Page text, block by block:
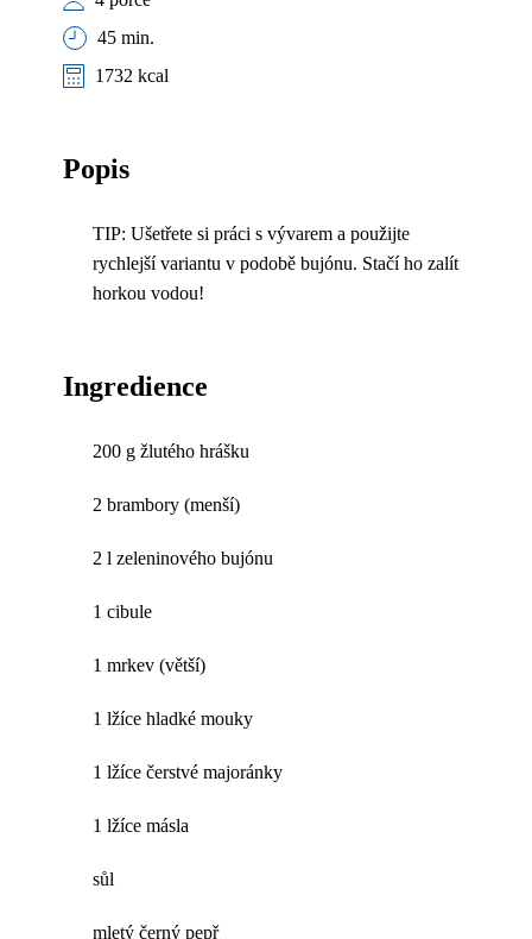
45 min.
1732 kcal
Popis
TIP: Ušetřete si práci s vývarem a použijte
rychlejší variantu v podobě bujónu. Stačí ho zalít
horkou vodou!
Ingredience
200 g žlutého hrášku
2 brambory (menší)
2 l zeleninového bujónu
1 cibule
1 mrkev (větší)
1 lžíce hladké mouky
1 lžíce čerstvé majoránky
1 lžíce másla
sůl
mletý černý pepř